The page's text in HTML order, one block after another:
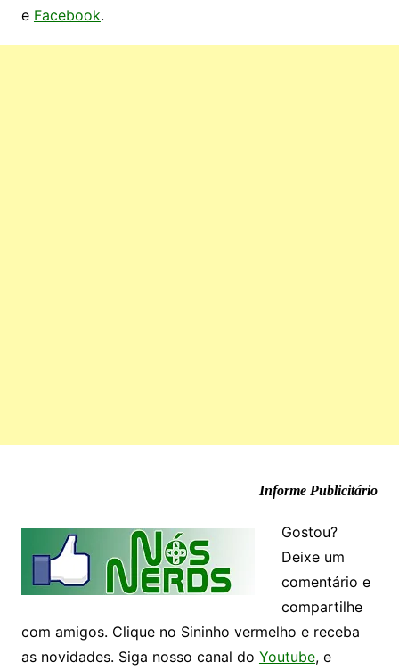
e Facebook.
Informe Publicitário
Gostou?
Deixe um
comentário e
compartilhe
com amigos. Clique no Sininho vermelho e receba
as novidades. Siga nosso canal do Youtube, e